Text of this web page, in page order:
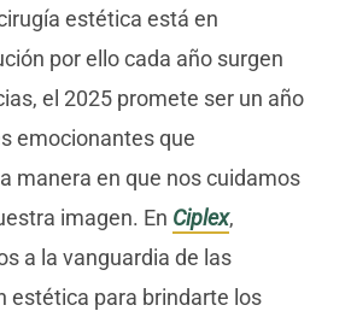
estética está en
por ello cada año surgen
el 2025 promete ser un año
emocionantes que
manera en que nos cuidamos
imagen. En Ciplex,
a la vanguardia de las
estética para brindarte los